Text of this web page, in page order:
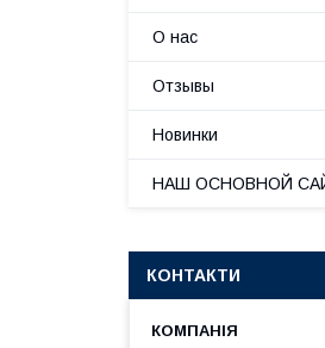
О нас
Отзывы
Новинки
НАШ ОСНОВНОЙ
КОНТАКТИ